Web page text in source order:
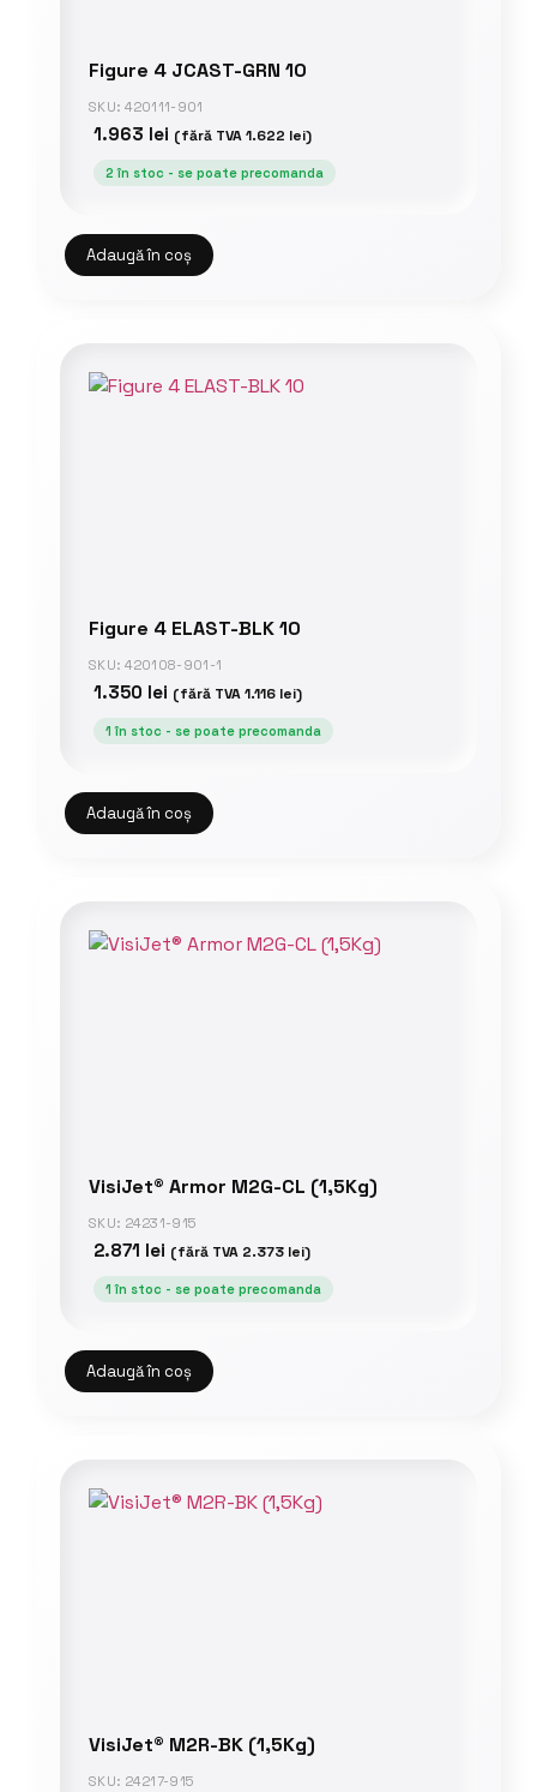
Figure 4 JCAST-GRN 10
SKU: 420111-901
1.963 lei (fără TVA1.622 lei)
2 în stoc - se poate precomanda
Adaugă în coș
Figure 4 ELAST-BLK 10
SKU: 420108-901-1
1.350 lei (fără TVA1.116 lei)
1 în stoc - se poate precomanda
Adaugă în coș
VisiJet® Armor M2G-CL (1,5Kg)
SKU: 24231-915
2.871 lei (fără TVA 2.373 lei)
1 în stoc - se poate precomanda
Adaugă în coș
VisiJet® M2R-BK (1,5Kg)
SKU: 24217-915